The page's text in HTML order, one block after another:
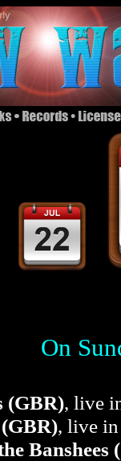
On
(GBR), live
, live
Banshees